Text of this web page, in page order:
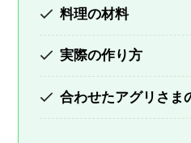
料理の材料
実際の作り方
合わせたアグリさま